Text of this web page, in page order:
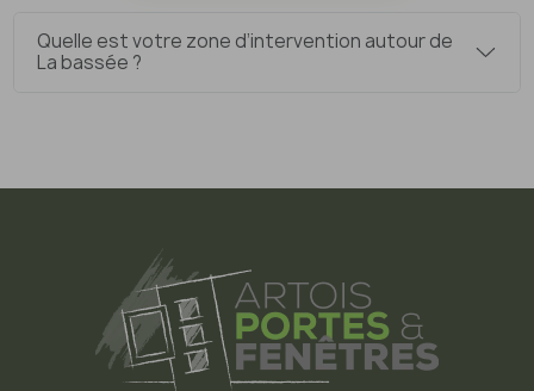
Quelle est votre zone d’intervention autour de
La bassée ?